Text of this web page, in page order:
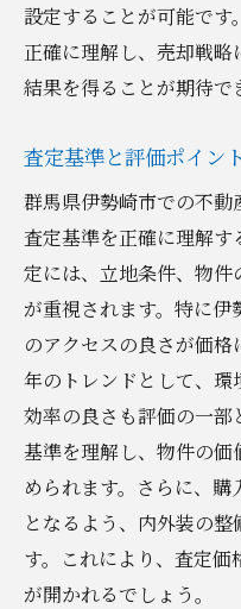
設定することが可能で
正確に理解し、売却戦
結果を得ることが期待で
査定基準と評価ポイン
群馬県伊勢崎市での不動
査定基準を正確に理解
定には、立地条件、物
が重視されます。特に
のアクセスの良さが価
年のトレンドとして、
効率の良さも評価の一
基準を理解し、物件の
められます。さらに、
となるよう、内外装の
す。これにより、査定
が開かれるでしょう。